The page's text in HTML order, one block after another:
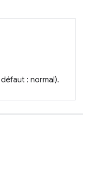
: normal).